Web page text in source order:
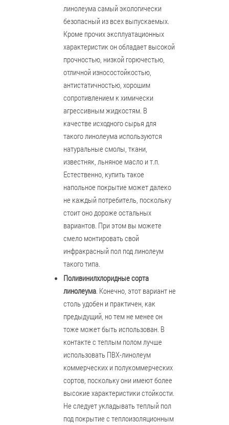
линолеума самый экологически
безопасный из всех выпускаемых.
Кроме прочих эксплуатационных
характеристик он обладает высокой
прочностью, низкой горючестью,
отличной износостойкостью,
антистатичностью, хорошим
сопротивлением к химически
агрессивным жидкостям. В
качестве исходного сырья для
такого линолеума используются
натуральные смолы, ткани,
известняк, льняное масло и т.п.
Естественно, купить такое
напольное покрытие может далеко
не каждый потребитель, поскольку
стоит оно дороже остальных
вариантов. При этом вы можете
смело монтировать свой
инфракрасный пол под линолеум
такого типа.
Поливинилхлоридные сорта
линолеума. Конечно, этот вариант не
столь удобен и практичен, как
предыдущий, но тем не менее он
тоже может быть использован. В
контакте с теплым полом лучше
использовать ПВХ-линолеум
коммерческих и полукоммерческих
сортов, поскольку они имеют более
высокие характеристики стойкости.
Не следует укладывать теплый пол
под покрытие с теплоизоляционным